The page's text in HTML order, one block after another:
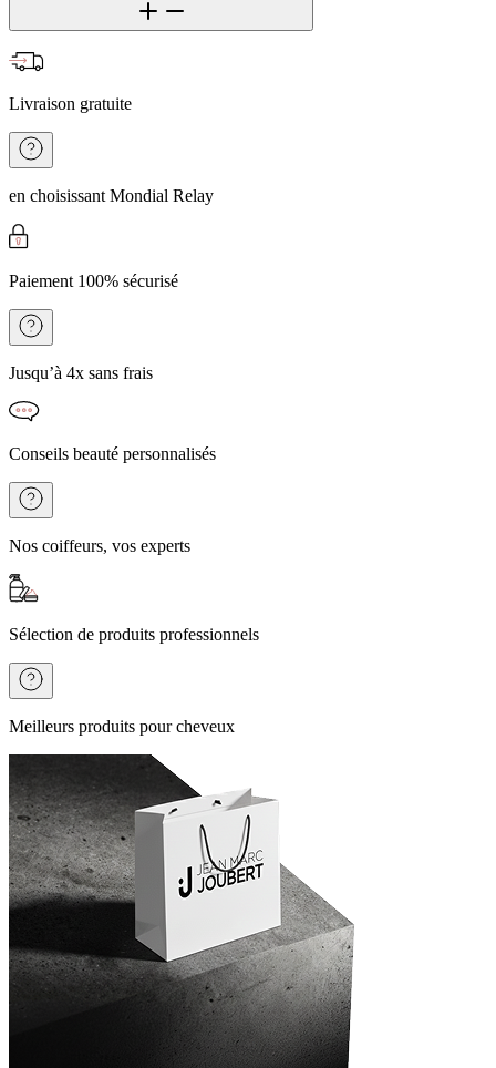
Livraison gratuite
en choisissant Mondial Relay
Paiement 100% sécurisé
Jusqu’à 4x sans frais
Conseils beauté personnalisés
Nos coiffeurs, vos experts
Sélection de produits professionnels
Meilleurs produits pour cheveux